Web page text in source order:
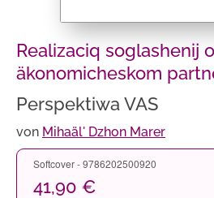
Realizaciq soglashenij
äkonomicheskom
Perspektiwa VAS
von Mihaäl' Dzhon Marer
Softcover - 9786202500920
41,90 €